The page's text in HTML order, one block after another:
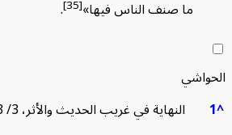
ما صنف الناس فيها»[35]
.
النهاية في غريب الحديث والأثر، 3/ 473، مادة (فلل).